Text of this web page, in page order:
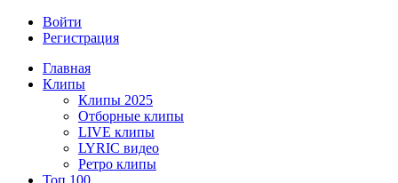
Войти
Регистрация
Главная
Клипы
Клипы 2025
Отборные клипы
LIVE клипы
LYRIC видео
Ретро клипы
Топ 100